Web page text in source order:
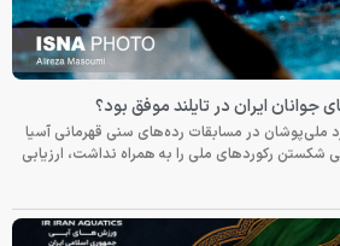
جوانان ایران در تایلند موفق بود؟
ملی‌پوشان در مسابقات رده‌های سنی قهرمانی آسیا
شد ولی شکستن رکوردهای ملی را به همراه نداشت، ارزیابی